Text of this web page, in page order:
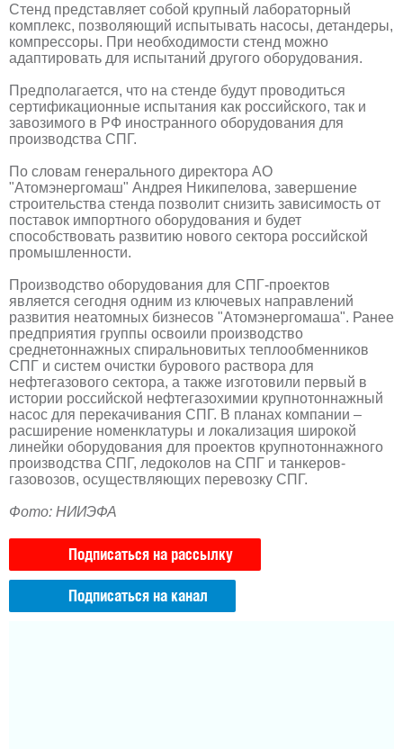
Стенд представляет собой крупный лабораторный
комплекс, позволяющий испытывать насосы, детандеры,
компрессоры. При необходимости стенд можно
адаптировать для испытаний другого оборудования.
Предполагается, что на стенде будут проводиться
сертификационные испытания как российского, так и
завозимого в РФ иностранного оборудования для
производства СПГ.
По словам генерального директора АО
"Атомэнергомаш" Андрея Никипелова, завершение
строительства стенда позволит снизить зависимость от
поставок импортного оборудования и будет
способствовать развитию нового сектора российской
промышленности.
Производство оборудования для СПГ-проектов
является сегодня одним из ключевых направлений
развития неатомных бизнесов "Атомэнергомаша". Ранее
предприятия группы освоили производство
среднетоннажных спиральновитых теплообменников
СПГ и систем очистки бурового раствора для
нефтегазового сектора, а также изготовили первый в
истории российской нефтегазохимии крупнотоннажный
насос для перекачивания СПГ. В планах компании –
расширение номенклатуры и локализация широкой
линейки оборудования для проектов крупнотоннажного
производства СПГ, ледоколов на СПГ и танкеров-
газовозов, осуществляющих перевозку СПГ.
Фото: НИИЭФА
Подписаться на рассылку
Подписаться на канал